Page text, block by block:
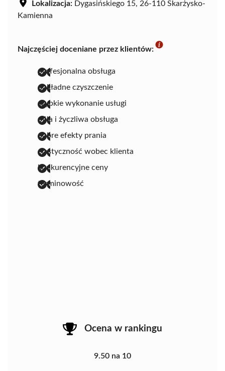
Lokalizacja: Dygasińskiego 15, 26-110 Skarżysko-
Kamienna
Najczęściej doceniane przez klientów:
profesjonalna obsługa
dokładne czyszczenie
szybkie wykonanie usługi
miła i życzliwa obsługa
dobre efekty prania
elastyczność wobec klienta
konkurencyjne ceny
terminowość
Ocena w rankingu
9.50 na 10